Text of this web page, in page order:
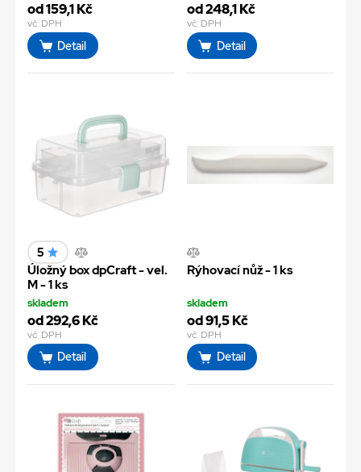
od 159,1 Kč
vč. DPH
Detail
od 248,1 Kč
vč. DPH
Detail
5
Úložný box dpCraft - vel.
M - 1 ks
skladem
od 292,6 Kč
vč. DPH
Detail
Rýhovací nůž - 1 ks
skladem
od 91,5 Kč
vč. DPH
Detail